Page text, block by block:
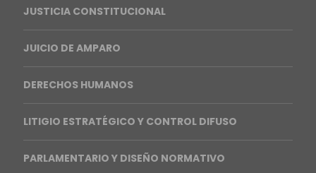
JUSTICIA CONSTITUCIONAL
JUICIO DE AMPARO
DERECHOS HUMANOS
LITIGIO ESTRATÉGICO Y CONTROL DIFUSO
PARLAMENTARIO Y DISEÑO NORMATIVO